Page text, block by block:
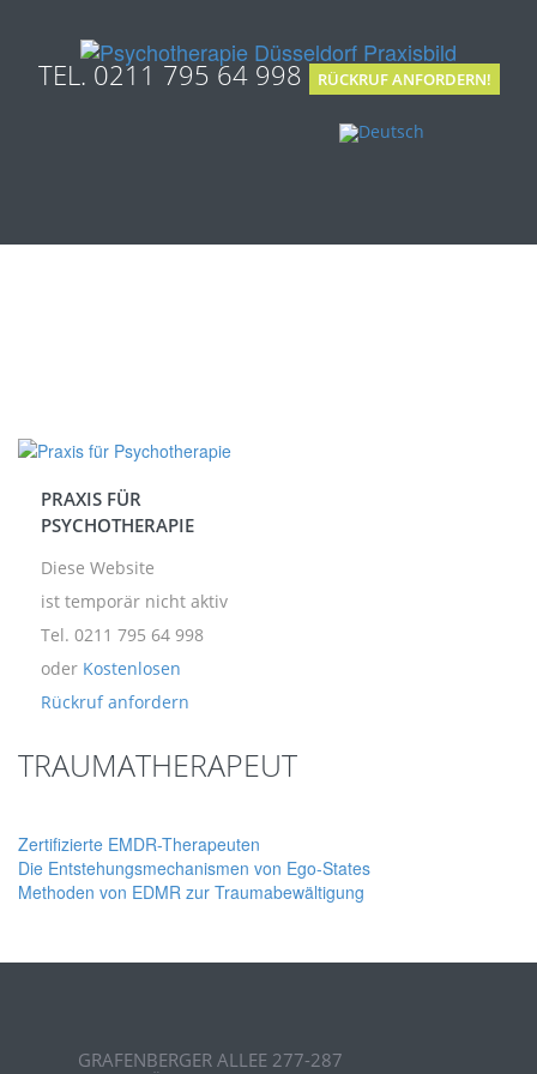
TEL. 0211 795 64 998 RÜCKRUF ANFORDERN!
PRAXIS FÜR
PSYCHOTHERAPIE
Diese Website
ist temporär nicht aktiv
Tel. 0211 795 64 998
oder Kostenlosen
Rückruf anfordern
TRAUMATHERAPEUT
Zertifizierte EMDR-Therapeuten
Die Entstehungsmechanismen von Ego-States
Methoden von EDMR zur Traumabewältigung
GRAFENBERGER ALLEE 277-287